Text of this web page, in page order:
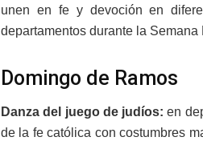
unen en fe y devoción en
departamentos durante la Semana
Domingo de Ramos
Danza del juego de judíos: en
de la fe católica con costumbres